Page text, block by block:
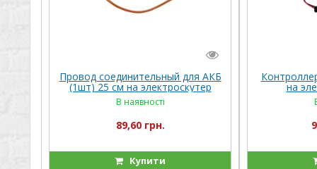
Провод соединительный для АКБ
(1шт) 25 см на электроскутер
Crosser Кроссер CR9
В наявності
89,60 грн.
Купити
на